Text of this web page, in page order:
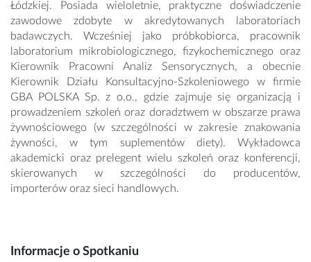
Łódzkiej. Posiada wieloletnie, praktyczne doświadczenie
zawodowe zdobyte w akredytowanych laboratoriach
badawczych. Wcześniej jako próbkobiorca, pracownik
laboratorium mikrobiologicznego, fizykochemicznego oraz
Kierownik Pracowni Analiz Sensorycznych, a obecnie
Kierownik Działu Konsultacyjno-Szkoleniowego w firmie
GBA POLSKA Sp. z o.o., gdzie zajmuje się organizacją i
prowadzeniem szkoleń oraz doradztwem w obszarze prawa
żywnościowego (w szczególności w zakresie znakowania
żywności, w tym suplementów diety). Wykładowca
akademicki oraz prelegent wielu szkoleń oraz konferencji,
skierowanych w szczególności do producentów,
importerów oraz sieci handlowych.
Informacje o Spotkaniu